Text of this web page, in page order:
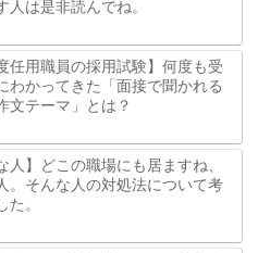
人は是非読んでね。
任用職員の採用試験】何度も受
わかってきた「面接で聞かれる
文テーマ」とは？
人】どこの職場にも居ますね、
。そんな人の対処法について考
た。